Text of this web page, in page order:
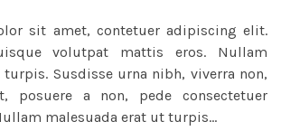
sit amet, contetuer adipiscing elit.
volutpat mattis eros. Nullam
Susdisse urna nibh, viverra non,
posuere a non, pede consectetuer
malesuada erat ut turpis…